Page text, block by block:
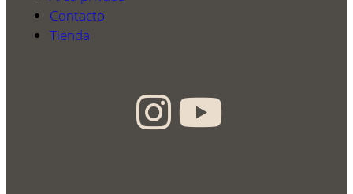
Contacto
Tienda